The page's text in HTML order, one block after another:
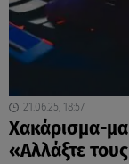
21.06.25, 18:57
Χακάρισμα-
«Αλλάξτε